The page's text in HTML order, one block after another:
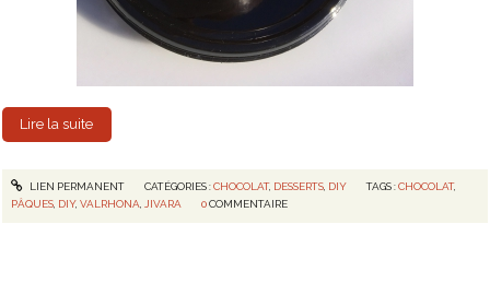
Lire la suite
LIEN PERMANENT CATÉGORIES :CHOCOLAT, DESSERTS, DIY TAGS :CHOCOLAT,
PÂQUES, DIY,VALRHONA,JIVARA 0 COMMENTAIRE